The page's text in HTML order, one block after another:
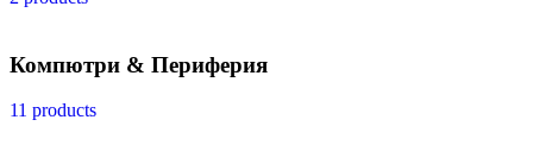
Компютри & Периферия
11 products